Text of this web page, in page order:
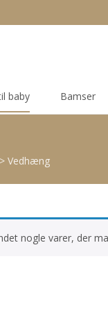
baby Bamser
> Vedhæng
nogle varer, der